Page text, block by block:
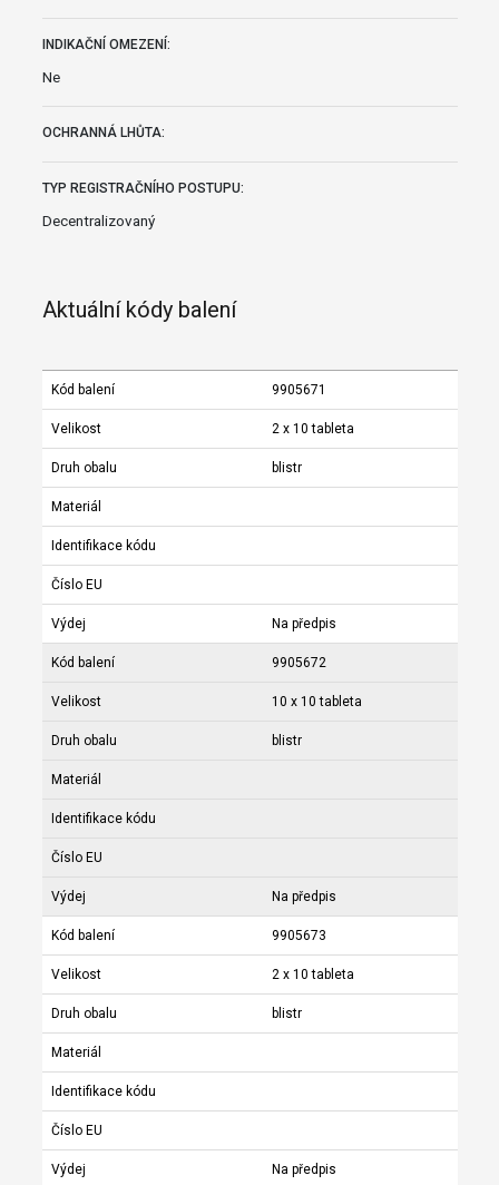
INDIKAČNÍ OMEZENÍ:
Ne
OCHRANNÁ LHŮTA:
TYP REGISTRAČNÍHO POSTUPU:
Decentralizovaný
Aktuální kódy balení
Kód balení 9905671
Velikost 2 x 10 tableta
Druh obalu blistr
Materiál
Identifikace kódu
Číslo EU
Výdej Na předpis
Kód balení 9905672
Velikost 10 x 10 tableta
Druh obalu blistr
Materiál
Identifikace kódu
Číslo EU
Výdej Na předpis
Kód balení 9905673
Velikost 2 x 10 tableta
Druh obalu blistr
Materiál
Identifikace kódu
Číslo EU
Výdej Na předpis